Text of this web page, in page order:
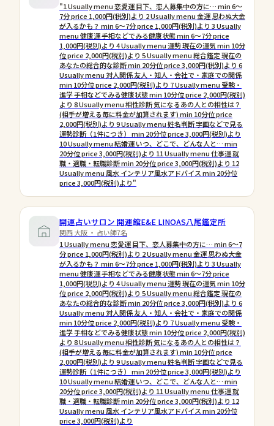
"1 Usually menu 恋愛運 目下、恋人募集中の方に… min 6〜
7分 price 1,000円(税別)より 2 Usually menu 金運 思わぬ大金
が入るかも？ min 6〜7分 price 1,000円(税別)より 3 Usually
menu 健康運 手相などでみる健康状態 min 6〜7分 price
1,000円(税別)より 4 Usually menu 運勢 現在の運気 min 10分
位 price 2,000円(税別)より 5 Usually menu 総合鑑定 現在の
あなたの総合的な診断 min 20分位 price 3,000円(税別)より 6
Usually menu 対人関係 友人・知人・会社で・家庭での関係
min 10分位 price 2,000円(税別)より 7 Usually menu 受験・
進学 手相などでみる健康状態 min 10分位 price 2,000円(税別)
より 8 Usually menu 相性診断 気になるあの人との相性は？
(相手が増える毎に料金が加算されます) min 10分位 price
2,000円(税別)より 9 Usually menu 姓名判断 字画などで見る
運勢診断（1件につき） min 20分位 price 3,000円(税別)より
10 Usually menu 結婚運 いつ、どこで、どんな人と… min
20分位 price 3,000円(税別)より 11 Usually menu 仕事運 就
職・適職・転職診断 min 20分位 price 3,000円(税別)より 12
Usually menu 風水 インテリア風水アドバイス min 20分位
price 3,000円(税別)より"
開運占いサロン 開運館E&E LINOAS八尾鑑定所
関西 大阪 ・ 占い師7名
1 Usually menu 恋愛運 目下、恋人募集中の方に… min 6〜7
分 price 1,000円(税別)より 2 Usually menu 金運 思わぬ大金
が入るかも？ min 6〜7分 price 1,000円(税別)より 3 Usually
menu 健康運 手相などでみる健康状態 min 6〜7分 price
1,000円(税別)より 4 Usually menu 運勢 現在の運気 min 10分
位 price 2,000円(税別)より 5 Usually menu 総合鑑定 現在の
あなたの総合的な診断 min 20分位 price 3,000円(税別)より 6
Usually menu 対人関係 友人・知人・会社で・家庭での関係
min 10分位 price 2,000円(税別)より 7 Usually menu 受験・
進学 手相などでみる健康状態 min 10分位 price 2,000円(税別)
より 8 Usually menu 相性診断 気になるあの人との相性は？
(相手が増える毎に料金が加算されます) min 10分位 price
2,000円(税別)より 9 Usually menu 姓名判断 字画などで見る
運勢診断（1件につき） min 20分位 price 3,000円(税別)より
10 Usually menu 結婚運 いつ、どこで、どんな人と… min
20分位 price 3,000円(税別)より 11 Usually menu 仕事運 就
職・適職・転職診断 min 20分位 price 3,000円(税別)より 12
Usually menu 風水 インテリア風水アドバイス min 20分位
price 3,000円(税別)より